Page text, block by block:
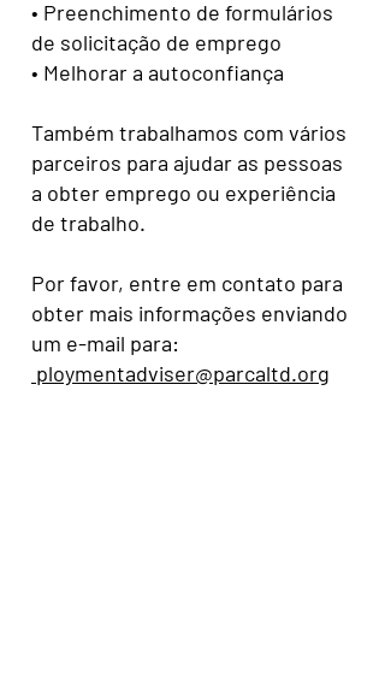
• Preenchimento de formulários
de solicitação de emprego
• Melhorar a autoconfiança
Também trabalhamos com vários
parceiros para ajudar as pessoas
a obter emprego ou experiência
de trabalho.
Por favor, entre em contato para
obter mais informações enviando
um e-mail para:
ploymentadviser@parcaltd.org